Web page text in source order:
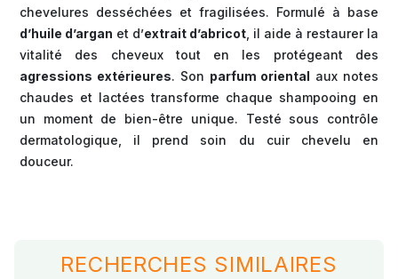
chevelures desséchées et fragilisées. Formulé à base
d’huile d’argan et d’extrait d’abricot , il aide à restaurer la
vitalité des cheveux tout en les protégeant des
agressions extérieures. Son parfum oriental aux notes
chaudes et lactées transforme chaque shampooing en
un moment de bien-être unique. Testé sous contrôle
dermatologique, il prend soin du cuir chevelu en
douceur.
RECHERCHES SIMILAIRES